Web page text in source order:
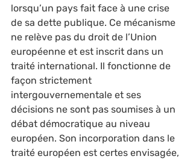
lorsqu’un pays fait face à une crise
de sa dette publique. Ce mécanisme
ne relève pas du droit de l’Union
européenne et est inscrit dans un
traité international. Il fonctionne de
façon strictement
intergouvernementale et ses
décisions ne sont pas soumises à un
débat démocratique au niveau
européen. Son incorporation dans le
traité européen est certes envisagée,